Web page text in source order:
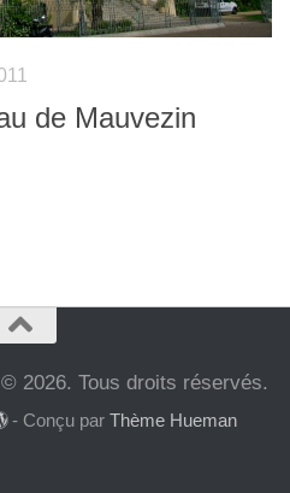
de Mauvezin
2026. Tous droits réservés.
- Conçu parThème Hueman